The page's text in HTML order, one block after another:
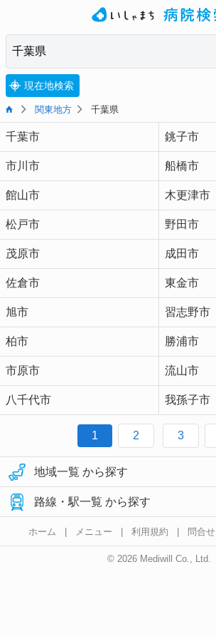
現在地検索
関東地方 千葉県
千葉市 銚子市
市川市 船橋市
館山市 木更津市
松戸市 野田市
茂原市 成田市
佐倉市 東金市
旭市 習志野市
柏市 勝浦市
市原市 流山市
八千代市 我孫子市
1 2 3
地域一覧 から探す
路線・駅一覧 から探す
ホーム | メニュー | 利用規約 | 問合せ
© 2026 Mediwill Co., Ltd.